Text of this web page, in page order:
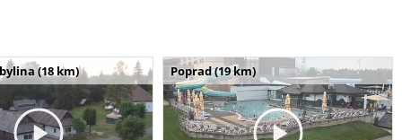
(18 km) Poprad (19 km)